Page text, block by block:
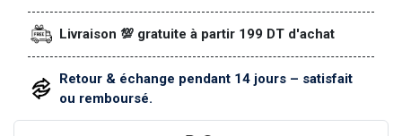
Livraison 💯 gratuite à partir 199 DT d'achat
Retour & échange pendant 14 jours – satisfait
ou remboursé.